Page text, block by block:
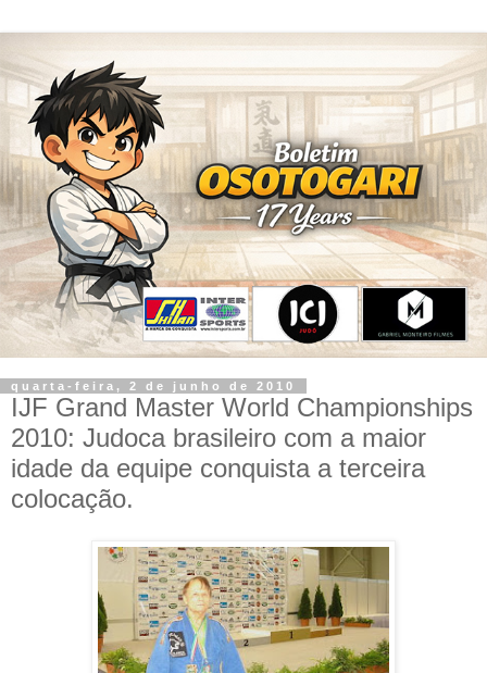
quarta-feira, 2 de junho de 2010
IJF Grand Master World Championships
2010: Judoca brasileiro com a maior
idade da equipe conquista a terceira
colocação.